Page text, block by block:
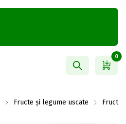
0
Fructe și legume uscate Fructe